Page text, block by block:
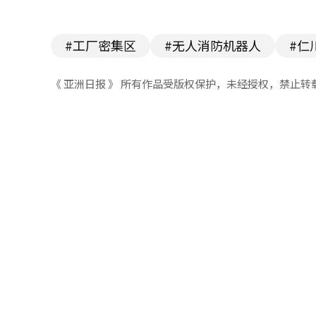
#工厂密集区 #无人消防机器人 #仁
《 亚洲日报 》 所有作品受版权保护，未经授权，禁止转